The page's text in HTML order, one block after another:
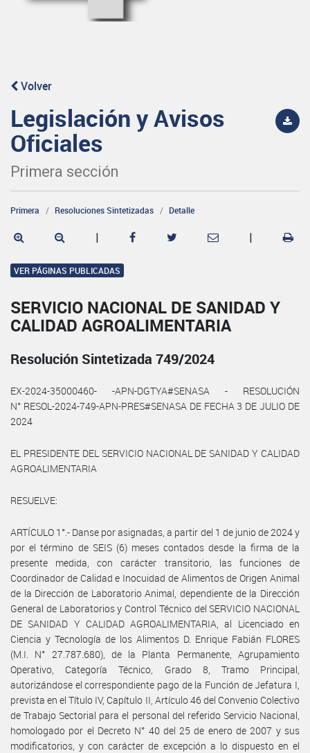
Volver
Legislación y Avisos
Oficiales
Primera sección
Primera Resoluciones Sintetizadas Detalle
| |
VER PÁGINAS PUBLICADAS
SERVICIO NACIONAL DE SANIDAD Y
CALIDAD AGROALIMENTARIA
Resolución Sintetizada 749/2024
EX-2024-35000460- -APN-DGTYA#SENASA - RESOLUCIÓN
N° RESOL-2024-749-APN-PRES#SENASA DE FECHA 3 DE JULIO DE
2024
EL PRESIDENTE DEL SERVICIO NACIONAL DE SANIDAD Y CALIDAD
AGROALIMENTARIA
RESUELVE:
ARTÍCULO 1°.- Danse por asignadas, a partir del 1 de junio de 2024 y
por el término de SEIS (6) meses contados desde la firma de la
presente medida, con carácter transitorio, las funciones de
Coordinador de Calidad e Inocuidad de Alimentos de Origen Animal
de la Dirección de Laboratorio Animal, dependiente de la Dirección
General de Laboratorios y Control Técnico del SERVICIO NACIONAL
DE SANIDAD Y CALIDAD AGROALIMENTARIA, al Licenciado en
Ciencia y Tecnología de los Alimentos D. Enrique Fabián FLORES
(M.I. N° 27.787.680), de la Planta Permanente, Agrupamiento
Operativo, Categoría Técnico, Grado 8, Tramo Principal,
autorizándose el correspondiente pago de la Función de Jefatura I,
prevista en el Título IV, Capítulo II, Artículo 46 del Convenio Colectivo
de Trabajo Sectorial para el personal del referido Servicio Nacional,
homologado por el Decreto N° 40 del 25 de enero de 2007 y sus
modificatorios, y con carácter de excepción a lo dispuesto en el